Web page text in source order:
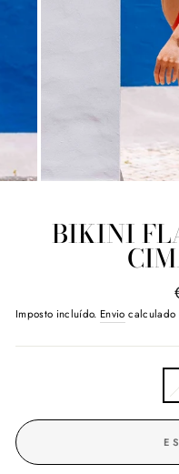
BIKINI
Imposto incluído. Envio calculado